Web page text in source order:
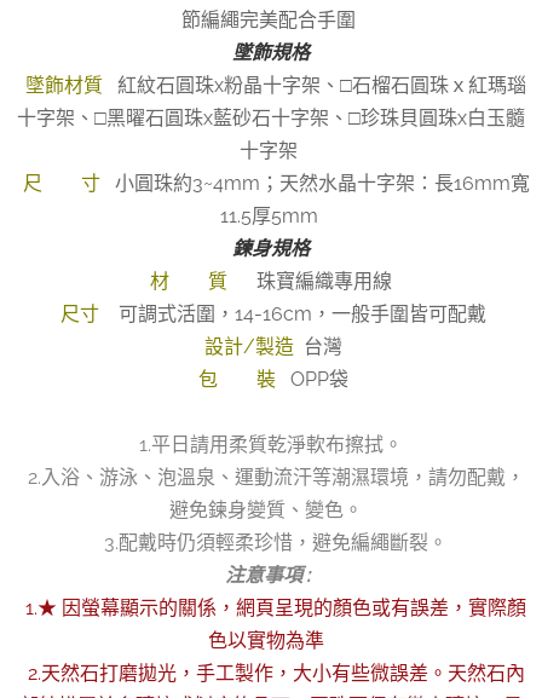
節編繩完美配合手圍
墜飾規格
墜飾材質
紅紋石圓珠x粉晶十字架、□石榴石圓珠ｘ紅瑪瑙
十字架、□黑曜石圓珠x藍砂石十字架、□珍珠貝圓珠x白玉髓
十字架
尺 寸
小圓珠約3~4mm；天然水晶十字架：長16mm寬
11.5厚5mm
鍊身規格
材 質
珠寶編織專用線
尺寸
可調式活圍，14-16cm，一般手圍皆可配戴
設計/製造 台灣
包 裝
OPP袋
1.平日請用柔質乾淨軟布擦拭。
2.入浴、游泳、泡溫泉、運動流汗等潮濕環境，請勿配戴，
避免鍊身變質、變色。
3.配戴時仍須輕柔珍惜，避免編繩斷裂。
注意事項 :
1.★ 因螢幕顯示的關係，網頁呈現的顏色或有誤差，實際顏
色以實物為準
2.天然石打磨拋光，手工製作，大小有些微誤差。天然石內